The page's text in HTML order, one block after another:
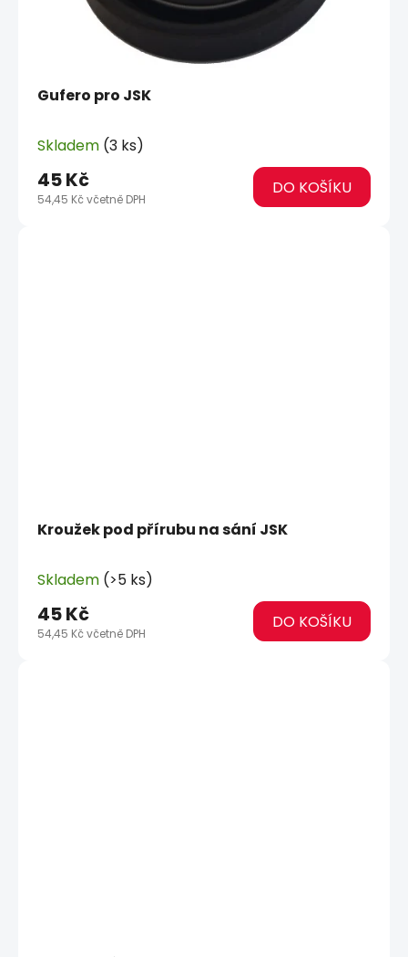
Gufero pro JSK
Skladem (3 ks)
54,45 Kč včetně DPH
45 Kč DO KOŠÍKU
Kroužek pod přírubu na sání JSK
Skladem (>5 ks)
54,45 Kč včetně DPH
45 Kč DO KOŠÍKU